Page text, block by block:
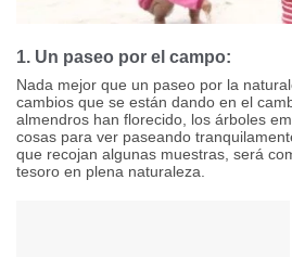
1. Un paseo por el campo:
Nada mejor que un paseo por la
cambios que se están dando en el
almendros han florecido, los árboles
cosas para ver paseando
que recojan algunas muestras, será
tesoro en plena naturaleza.